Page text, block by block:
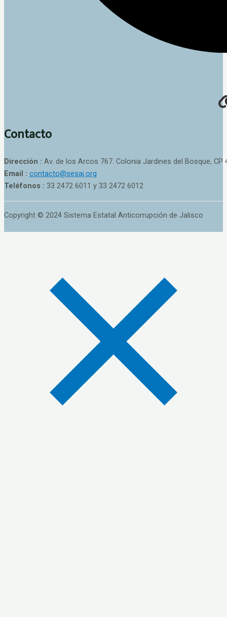
Contacto
Dirección : Av. de los Arcos 767. Colonia Jardines del Bosque, CP
Email : contacto@sesaj.org
Teléfonos : 33 2472 6011 y 33 2472 6012
Copyright © 2024 Sistema Estatal Anticorrupción de Jalisco